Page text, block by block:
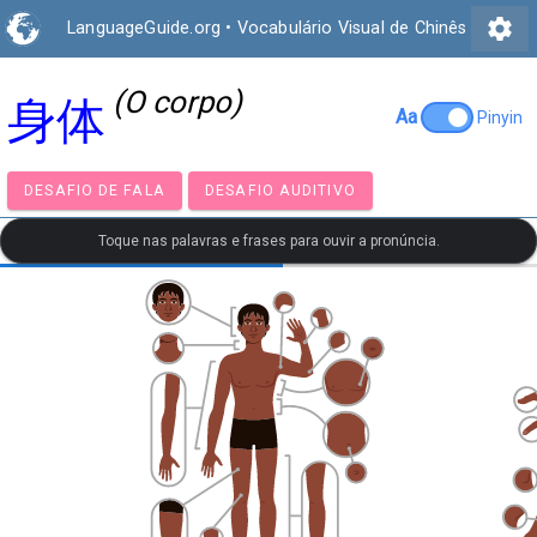
LanguageGuide.org • Vocabulário Visual de Chinês settings
身体 (O corpo) Aa Pinyin
DESAFIO DE FALA DESAFIO AUDITIVO
Toque nas palavras e frases para ouvir a pronúncia.